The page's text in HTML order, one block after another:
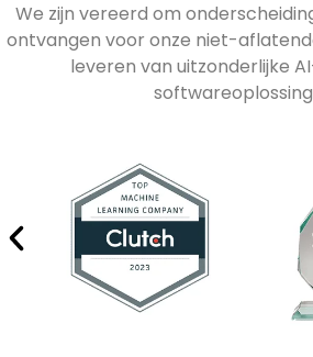
We zijn vereerd om
ontvangen voor onze niet-
leveren van uitzonderlijke